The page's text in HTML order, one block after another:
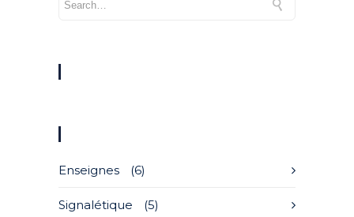
Enseignes (6)
Signalétique (5)